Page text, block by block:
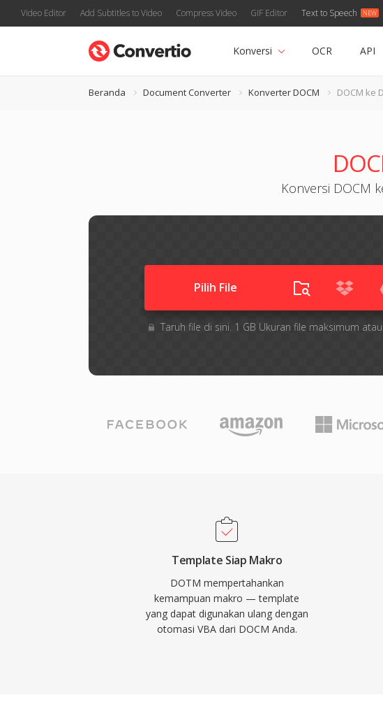
Video Editor Add Subtitles to Video Compress Video GIF Editor Text to Speech
Konversi OCR API
Beranda Document Converter Konverter DOCM DOCM ke
Konversi DOCM
Pilih File
Taruh file di sini. 1 GB Ukuran file maksimum atau
Template Siap Makro
DOTM mempertahankan
kemampuan makro — template
yang dapat digunakan ulang dengan
otomasi VBA dari DOCM Anda.